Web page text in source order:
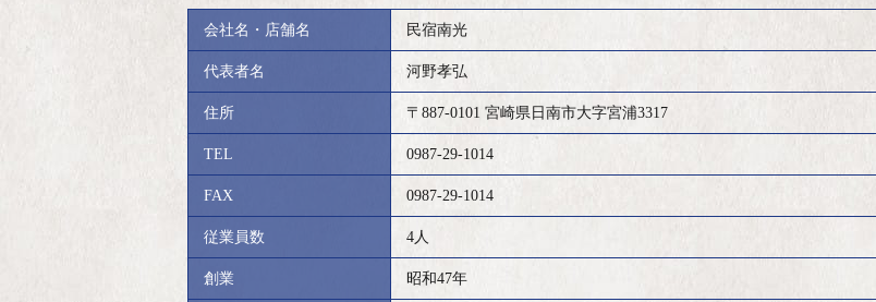
会社名・店舗名 民宿南光
代表者名 河野孝弘
住所 〒887-0101 宮崎県日南市大字宮浦3317
TEL 0987-29-1014
FAX 0987-29-1014
従業員数 4人
創業 昭和47年